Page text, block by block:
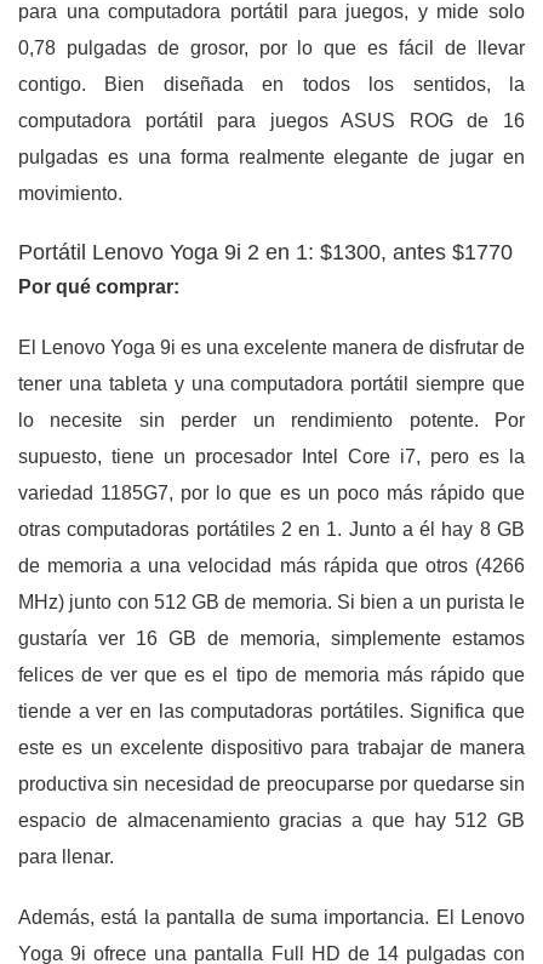
para una computadora portátil para juegos, y mide solo
0,78 pulgadas de grosor, por lo que es fácil de llevar
contigo. Bien diseñada en todos los sentidos, la
computadora portátil para juegos ASUS ROG de 16
pulgadas es una forma realmente elegante de jugar en
movimiento.
Portátil Lenovo Yoga 9i 2 en 1: $1300, antes $1770
Por qué comprar:
El Lenovo Yoga 9i es una excelente manera de disfrutar de
tener una tableta y una computadora portátil siempre que
lo necesite sin perder un rendimiento potente. Por
supuesto, tiene un procesador Intel Core i7, pero es la
variedad 1185G7, por lo que es un poco más rápido que
otras computadoras portátiles 2 en 1. Junto a él hay 8 GB
de memoria a una velocidad más rápida que otros (4266
MHz) junto con 512 GB de memoria. Si bien a un purista le
gustaría ver 16 GB de memoria, simplemente estamos
felices de ver que es el tipo de memoria más rápido que
tiende a ver en las computadoras portátiles. Significa que
este es un excelente dispositivo para trabajar de manera
productiva sin necesidad de preocuparse por quedarse sin
espacio de almacenamiento gracias a que hay 512 GB
para llenar.
Además, está la pantalla de suma importancia. El Lenovo
Yoga 9i ofrece una pantalla Full HD de 14 pulgadas con